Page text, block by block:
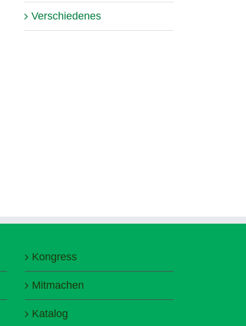
Verschiedenes
Kongress
Mitmachen
Katalog